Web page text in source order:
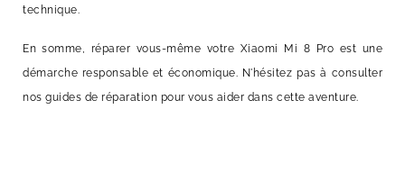
technique.
En somme, réparer vous-même votre Xiaomi Mi 8 Pro est une
démarche responsable et économique. N'hésitez pas à consulter
nos guides de réparation pour vous aider dans cette aventure.